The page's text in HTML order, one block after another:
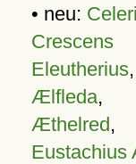
• neu:
Crescens
Eleutherius,
Ælfleda,
Æthelred,
Eustachius